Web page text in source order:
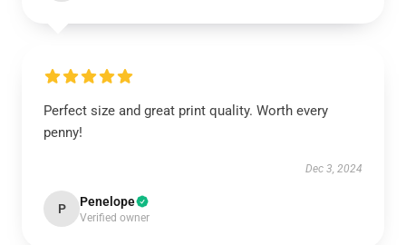
Perfect size and great print quality. Worth every
penny!
Dec 3, 2024
P Penelope
Verified owner